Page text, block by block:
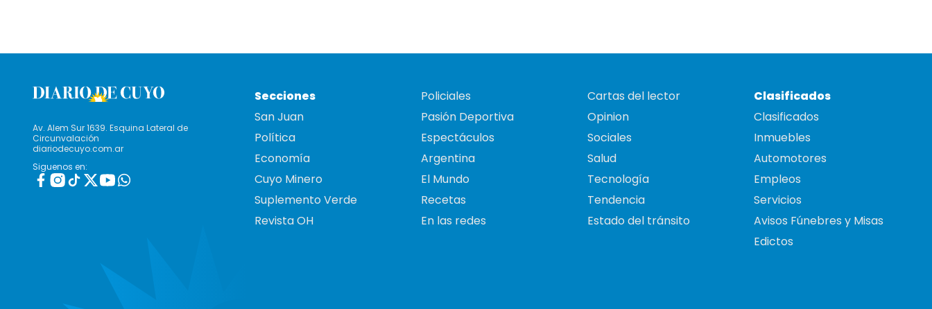
Av. Alem Sur 1639. Esquina Lateral de
Circunvalación
diariodecuyo.com.ar
Siguenos en:
Secciones
San Juan
Política
Economía
Cuyo Minero
Suplemento Verde
Revista OH
Policiales
Pasión Deportiva
Espectáculos
Argentina
El Mundo
Recetas
En las redes
Cartas del lector
Opinion
Sociales
Salud
Tecnología
Tendencia
Estado del tránsito
Clasificados
Clasificados
Inmuebles
Automotores
Empleos
Servicios
Avisos Fúnebres y Misas
Edictos